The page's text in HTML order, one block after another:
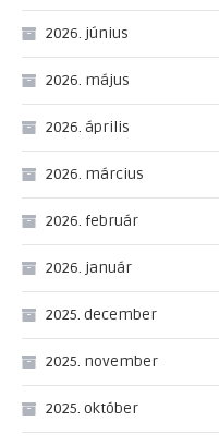
2026. június
2026. május
2026. április
2026. március
2026. február
2026. január
2025. december
2025. november
2025. október